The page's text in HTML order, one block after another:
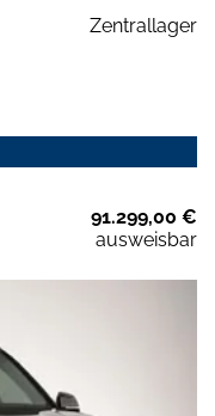
Zentrallager
91.299,00 €
ausweisbar